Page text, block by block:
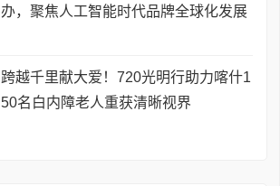
办，聚焦人工智能时代品牌全球化发展
跨越千里献大爱！720光明行助力喀什1
50名白内障老人重获清晰视界